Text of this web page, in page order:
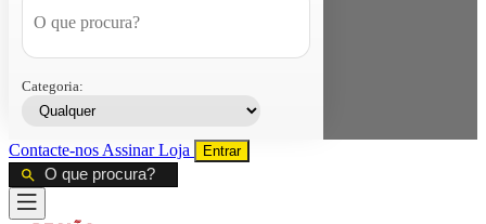
Categoria:
Contacte-nos AssinarLoja Entrar